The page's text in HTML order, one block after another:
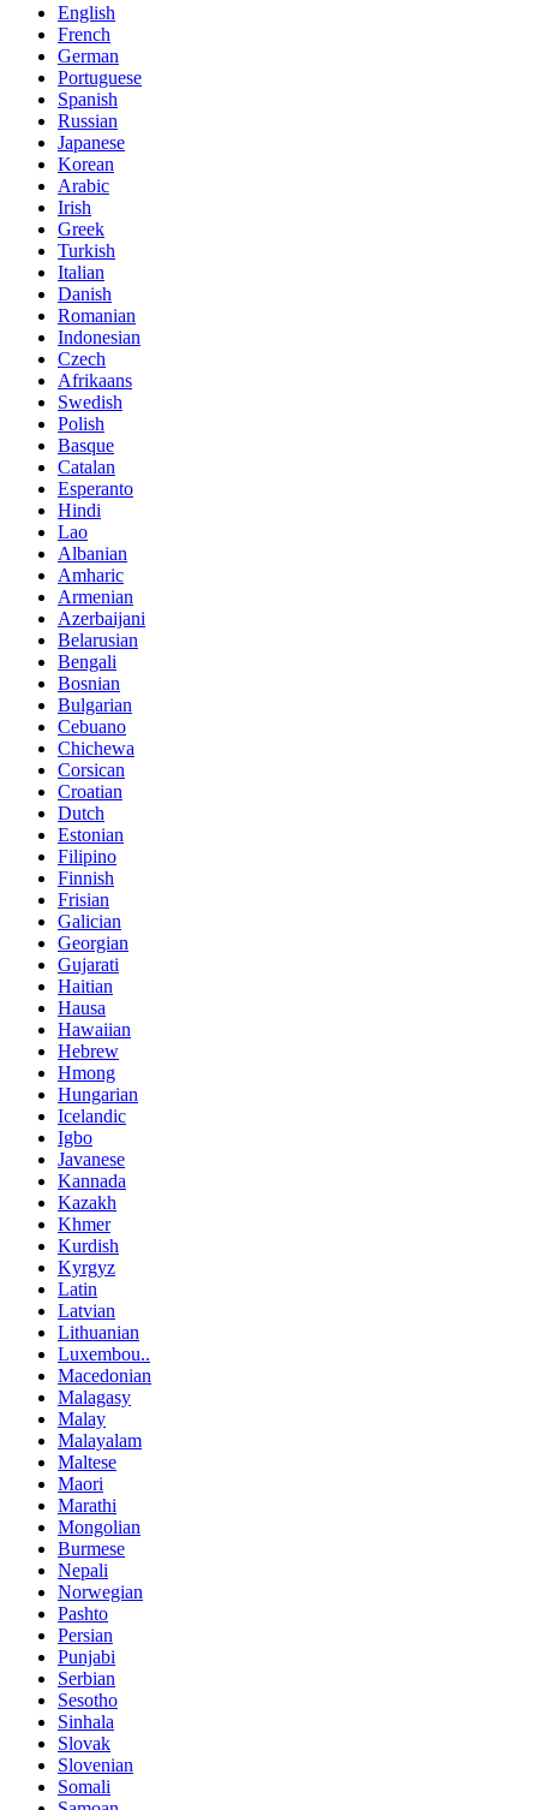
English
French
German
Portuguese
Spanish
Russian
Japanese
Korean
Arabic
Irish
Greek
Turkish
Italian
Danish
Romanian
Indonesian
Czech
Afrikaans
Swedish
Polish
Basque
Catalan
Esperanto
Hindi
Lao
Albanian
Amharic
Armenian
Azerbaijani
Belarusian
Bengali
Bosnian
Bulgarian
Cebuano
Chichewa
Corsican
Croatian
Dutch
Estonian
Filipino
Finnish
Frisian
Galician
Georgian
Gujarati
Haitian
Hausa
Hawaiian
Hebrew
Hmong
Hungarian
Icelandic
Igbo
Javanese
Kannada
Kazakh
Khmer
Kurdish
Kyrgyz
Latin
Latvian
Lithuanian
Luxembou..
Macedonian
Malagasy
Malay
Malayalam
Maltese
Maori
Marathi
Mongolian
Burmese
Nepali
Norwegian
Pashto
Persian
Punjabi
Serbian
Sesotho
Sinhala
Slovak
Slovenian
Somali